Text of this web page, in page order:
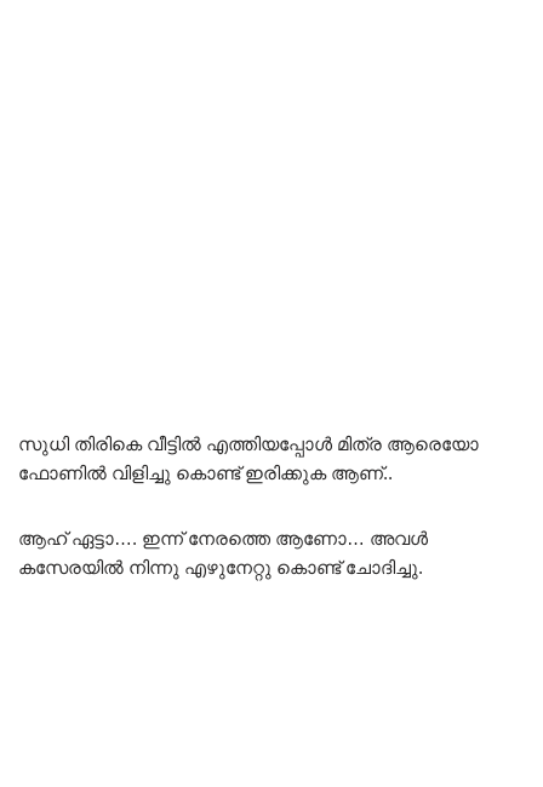
സുധി തിരികെ വീട്ടിൽ എത്തിയപ്പോൾ മിത്ര ആരെയോ
ഫോണിൽ വിളിച്ചു കൊണ്ട് ഇരിക്കുക ആണ്..
ആഹ് ഏട്ടാ…. ഇന്ന് നേരത്തെ ആണോ… അവൾ
കസേരയിൽ നിന്നു എഴുനേറ്റു കൊണ്ട് ചോദിച്ചു.